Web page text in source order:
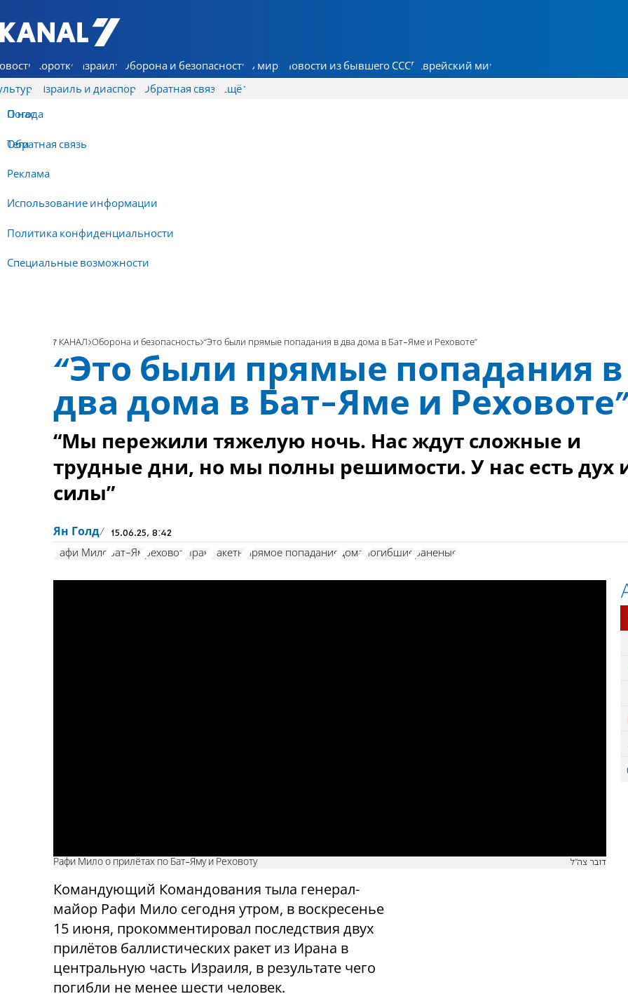
7 КАНАЛ - Аруц Шева
Коротко Израиль Оборона и безопасность В мире Новости из бывшего СССР Еврейский мир
Израиль и диаспора Обратная связь
О нас
Обратная связь
Реклама
Использование информации
Политика конфиденциальности
Специальные возможности
Ещё
Погода
Теги
7 КАНАЛ Оборона и безопасность “Это были прямые попадания в два дома в Бат-Яме и Реховоте”
“Это были прямые попадания в
два дома в Бат-Яме и
“Мы пережили тяжелую ночь. Нас ждут сложные и
трудные дни, но мы полны решимости. У нас есть дух
силы”
Ян Голд 15.06.25, 8:42
Рафи Мило Бат-Ям реховот Иран Ракеты прямое попадание дома погибшие раненые
Рафи Мило о прилётах по Бат-Яму и Реховоту דובר צה"ל
Командующий Командования тыла генерал-
майор Рафи Мило сегодня утром, в воскресенье
15 июня, прокомментировал последствия двух
прилётов баллистических ракет из Ирана в
центральную часть Израиля, в результате чего
погибли не менее шести человек.